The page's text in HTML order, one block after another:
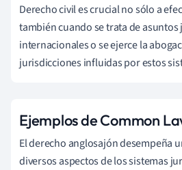
Derecho civil es crucial no sólo a
también cuando se trata de
internacionales o se ejerce la
jurisdicciones influidas por estos
Ejemplos de Common
El derecho anglosajón desempeña
diversos aspectos de los sistemas